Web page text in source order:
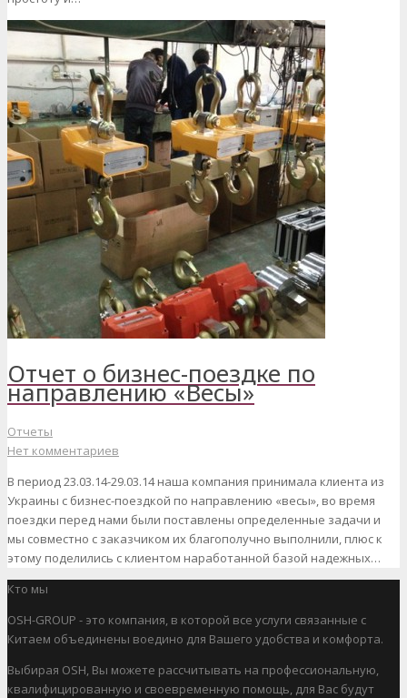
Отчет о бизнес-поездке по
направлению «Весы»
Отчеты
Нет комментариев
В период 23.03.14-29.03.14 наша компания принимала клиента из
Украины с бизнес-поездкой по направлению «весы», во время
поездки перед нами были поставлены определенные задачи и
мы совместно с заказчиком их благополучно выполнили, плюс к
этому поделились с клиентом наработанной базой надежных…
Кто мы
OSH-GROUP - это компания, в которой все услуги связанные с
Китаем объединены воедино для Вашего удобства и комфорта.
Выбирая OSH, Вы можете рассчитывать на профессиональную,
квалифицированную и своевременную помощь, для Вас будут